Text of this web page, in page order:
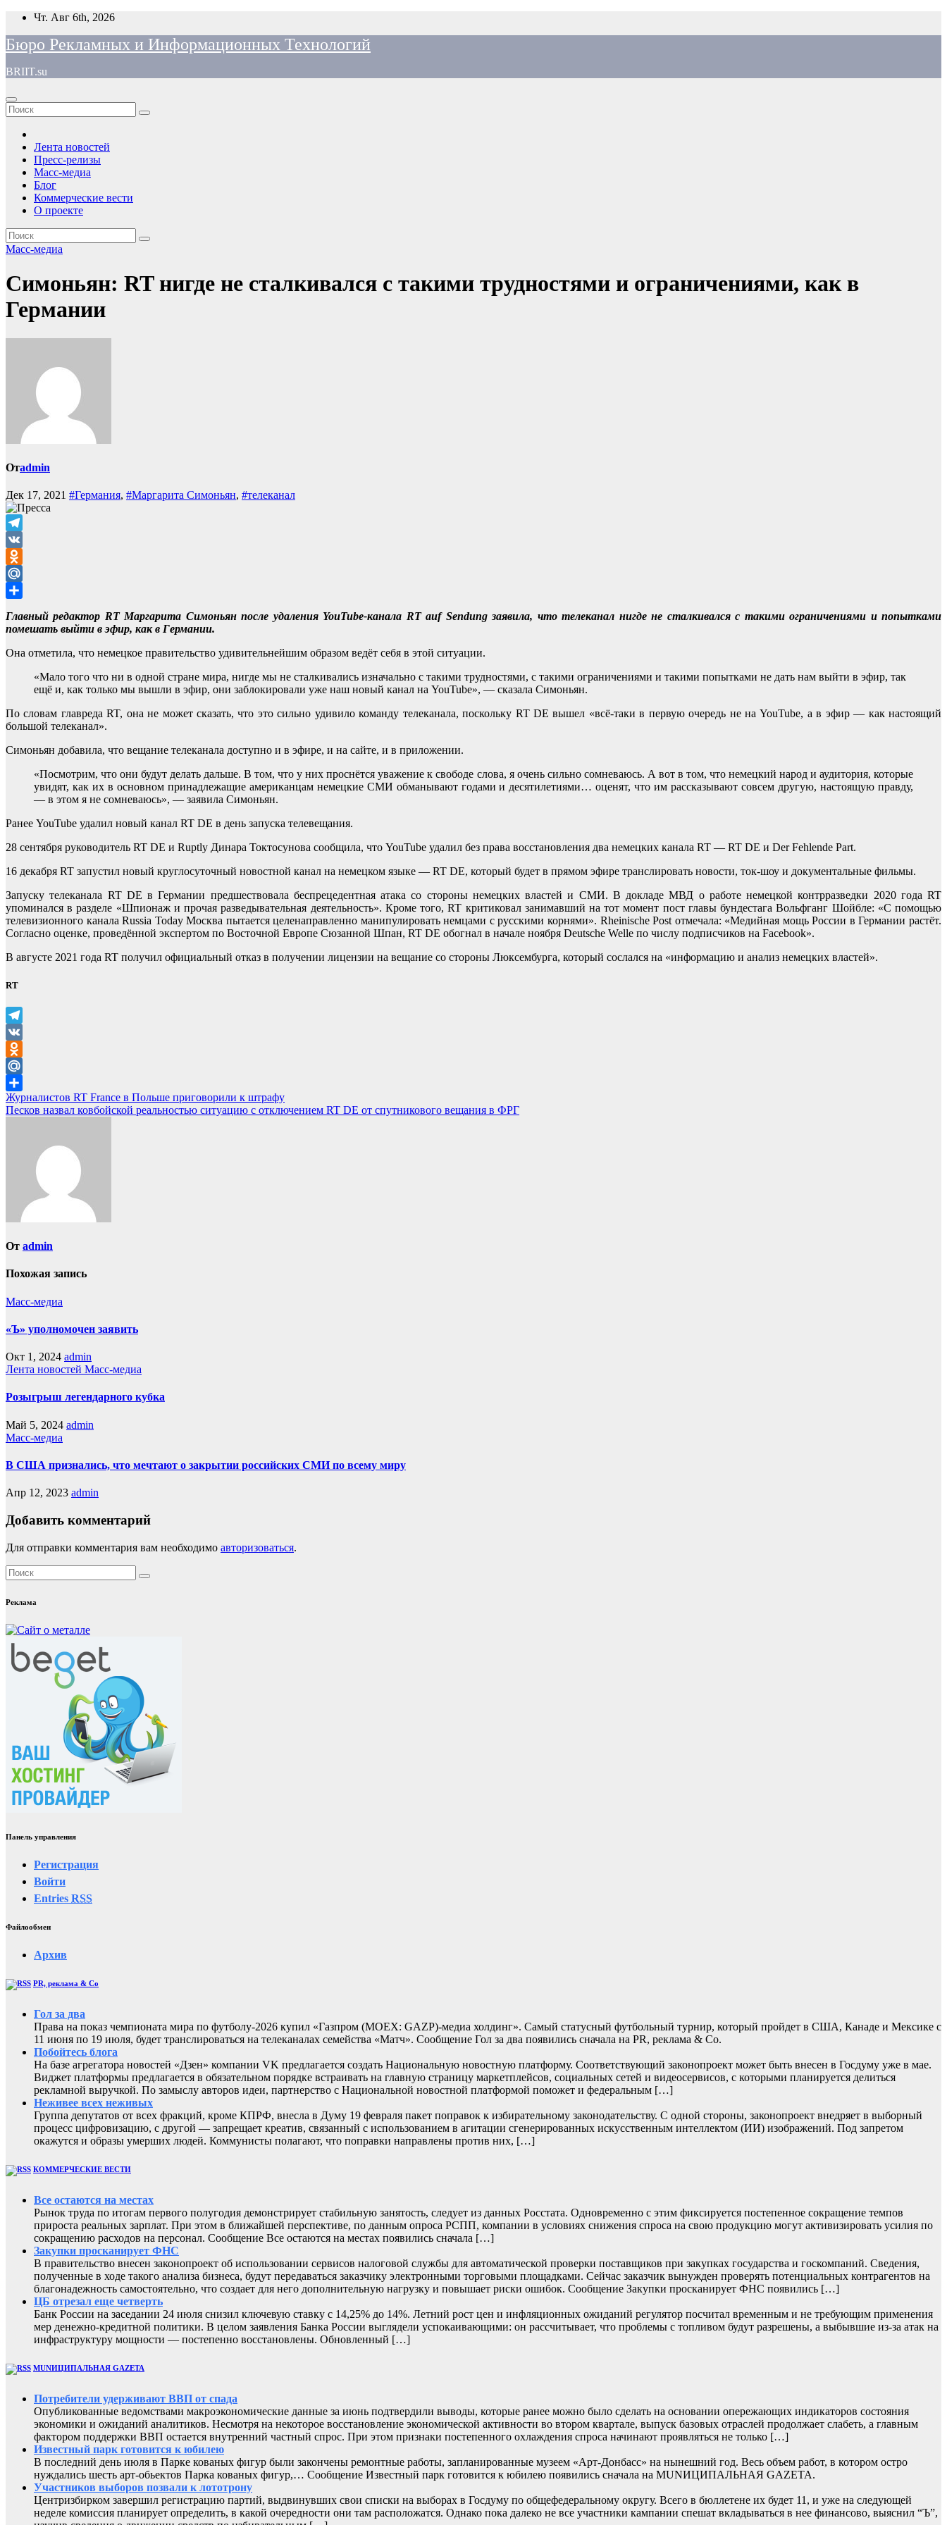
Перейти
содержимому
Чт. Авг 6th, 2026
Бюро Рекламных и Информационных Технологий
BRIIT.su
Лента новостей
Пресс-релизы
Масс-медиа
Блог
Коммерческие вести
О проекте
Масс-медиа
Симоньян: RT нигде не сталкивался с такими трудностями и ограничениями, как в
Германии
Отadmin
Дек 17, 2021 #Германия, #Маргарита Симоньян, #телеканал
Telegram
VK
Odnoklassniki
Mail.Ru
Главный редактор RT Маргарита Симоньян после удаления YouTube-канала RT auf Sendung заявила, что телеканал нигде не сталкивался с такими ограничениями и попытками
помешать выйти в эфир, как в Германии.
Она отметила, что немецкое правительство удивительнейшим образом ведёт себя в этой ситуации.
«Мало того что ни в одной стране мира, нигде мы не сталкивались изначально с такими трудностями, с такими ограничениями и такими попытками не дать нам выйти в эфир, так
ещё и, как только мы вышли в эфир, они заблокировали уже наш новый канал на YouTube», — сказала Симоньян.
По словам главреда RT, она не может сказать, что это сильно удивило команду телеканала, поскольку RT DE вышел «всё-таки в первую очередь не на YouTube, а в эфир — как настоящий
большой телеканал».
Симоньян добавила, что вещание телеканала доступно и в эфире, и на сайте, и в приложении.
«Посмотрим, что они будут делать дальше. В том, что у них проснётся уважение к свободе слова, я очень сильно сомневаюсь. А вот в том, что немецкий народ и аудитория, которые
увидят, как их в основном принадлежащие американцам немецкие СМИ обманывают годами и десятилетиями… оценят, что им рассказывают совсем другую, настоящую правду,
— в этом я не сомневаюсь», — заявила Симоньян.
Ранее YouTube удалил новый канал RT DE в день запуска телевещания.
28 сентября руководитель RT DE и Ruptly Динара Токтосунова сообщила, что YouTube удалил без права восстановления два немецких канала RT — RT DE и Der Fehlende Part.
16 декабря RT запустил новый круглосуточный новостной канал на немецком языке — RT DE, который будет в прямом эфире транслировать новости, ток-шоу и документальные фильмы.
Запуску телеканала RT DE в Германии предшествовала беспрецедентная атака со стороны немецких властей и СМИ. В докладе МВД о работе немецкой контрразведки 2020 года RT
упоминался в разделе «Шпионаж и прочая разведывательная деятельность». Кроме того, RT критиковал занимавший на тот момент пост главы бундестага Вольфганг Шойбле: «С помощью
телевизионного канала Russia Today Москва пытается целенаправленно манипулировать немцами с русскими корнями». Rheinische Post отмечала: «Медийная мощь России в Германии растёт.
Согласно оценке, проведённой экспертом по Восточной Европе Сюзанной Шпан, RT DE обогнал в начале ноября Deutsche Welle по числу подписчиков на Facebook».
В августе 2021 года RT получил официальный отказ в получении лицензии на вещание со стороны Люксембурга, который сослался на «информацию и анализ немецких властей».
RT
Telegram
VK
Odnoklassniki
Mail.Ru
Отправить
Навигация
по
Журналистов RT France в Польше приговорили к штрафу
Песков назвал ковбойской реальностью ситуацию с отключением RT DE от спутникового вещания в ФРГ
От admin
Похожая запись
Масс-медиа
«Ъ» уполномочен заявить
Окт 1, 2024 admin
Лента новостей Масс-медиа
Розыгрыш легендарного кубка
Май 5, 2024 admin
Масс-медиа
В США признались, что мечтают о закрытии российских СМИ по всему миру
Апр 12, 2023 admin
Добавить комментарий
Для отправки комментария вам необходимо авторизоваться.
Реклама
Панель управления
Регистрация
Войти
Entries RSS
Файлообмен
Архив
PR, реклама & Co
Гол за два
Права на показ чемпионата мира по футболу-2026 купил «Газпром (MOEX: GAZP)-медиа холдинг». Самый статусный футбольный турнир, который пройдет в США, Канаде и Мексике с
11 июня по 19 июля, будет транслироваться на телеканалах семейства «Матч». Сообщение Гол за два появились сначала на PR, реклама & Co.
Побойтесь блога
На базе агрегатора новостей «Дзен» компании VK предлагается создать Национальную новостную платформу. Соответствующий законопроект может быть внесен в Госдуму уже в мае.
Виджет платформы предлагается в обязательном порядке встраивать на главную страницу маркетплейсов, социальных сетей и видеосервисов, с которыми планируется делиться
рекламной выручкой. По замыслу авторов идеи, партнерство с Национальной новостной платформой поможет и федеральным […]
Неживее всех неживых
Группа депутатов от всех фракций, кроме КПРФ, внесла в Думу 19 февраля пакет поправок к избирательному законодательству. С одной стороны, законопроект внедряет в выборный
процесс цифровизацию, с другой — запрещает креатив, связанный с использованием в агитации сгенерированных искусственным интеллектом (ИИ) изображений. Под запретом
окажутся и образы умерших людей. Коммунисты полагают, что поправки направлены против них, […]
КОММЕРЧЕСКИЕ ВЕСТИ
Все остаются на местах
Рынок труда по итогам первого полугодия демонстрирует стабильную занятость, следует из данных Росстата. Одновременно с этим фиксируется постепенное сокращение темпов
прироста реальных зарплат. При этом в ближайшей перспективе, по данным опроса РСПП, компании в условиях снижения спроса на свою продукцию могут активизировать усилия по
сокращению расходов на персонал. Сообщение Все остаются на местах появились сначала […]
Закупки просканирует ФНС
В правительство внесен законопроект об использовании сервисов налоговой службы для автоматической проверки поставщиков при закупках государства и госкомпаний. Сведения,
полученные в ходе такого анализа бизнеса, будут передаваться заказчику электронными торговыми площадками. Сейчас заказчик вынужден проверять потенциальных контрагентов на
благонадежность самостоятельно, что создает для него дополнительную нагрузку и повышает риски ошибок. Сообщение Закупки просканирует ФНС появились […]
ЦБ отрезал еще четверть
Банк России на заседании 24 июля снизил ключевую ставку с 14,25% до 14%. Летний рост цен и инфляционных ожиданий регулятор посчитал временным и не требующим применения
мер денежно-кредитной политики. В целом заявления Банка России выглядели успокаивающими: он рассчитывает, что проблемы с топливом будут разрешены, а выбывшие из-за атак на
инфраструктуру мощности — постепенно восстановлены. Обновленный […]
MUNИЦИПАЛЬНАЯ GAZЕТА
Потребители удерживают ВВП от спада
Опубликованные ведомствами макроэкономические данные за июнь подтвердили выводы, которые ранее можно было сделать на основании опережающих индикаторов состояния
экономики и ожиданий аналитиков. Несмотря на некоторое восстановление экономической активности во втором квартале, выпуск базовых отраслей продолжает слабеть, а главным
фактором поддержки ВВП остается внутренний частный спрос. При этом признаки постепенного охлаждения спроса начинают проявляться не только […]
Известный парк готовится к юбилею
В последний день июля в Парке кованых фигур были закончены ремонтные работы, запланированные музеем «Арт-Донбасс» на нынешний год. Весь объем работ, в котором остро
нуждались шесть арт-обьектов Парка кованых фигур,… Сообщение Известный парк готовится к юбилею появились сначала на MUNИЦИПАЛЬНАЯ GAZЕТА.
Участников выборов позвали к лототрону
Центризбирком завершил регистрацию партий, выдвинувших свои списки на выборах в Госдуму по общефедеральному округу. Всего в бюллетене их будет 11, и уже на следующей
неделе комиссия планирует определить, в какой очередности они там расположатся. Однако пока далеко не все участники кампании спешат вкладываться в нее финансово, выяснил “Ъ”,